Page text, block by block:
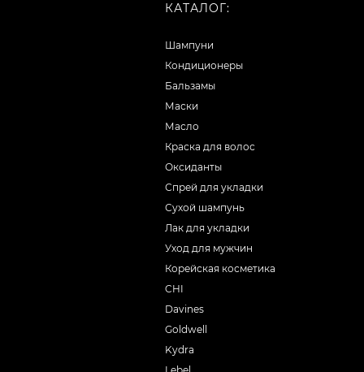
КАТАЛОГ:
Шампуни
Кондиционеры
Бальзамы
Маски
Масло
Краска для волос
Оксиданты
Спрей для укладки
Сухой шампунь
Лак для укладки
Уход для мужчин
Корейская косметика
CHI
Davines
Goldwell
Kydra